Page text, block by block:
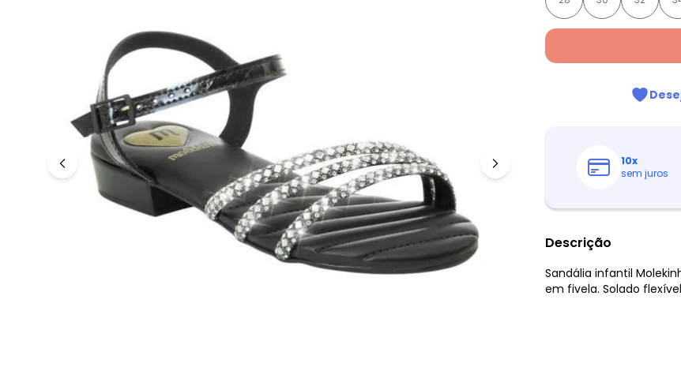
10x
sem juros
Descrição
Sandália infantil
em fivela. Solado